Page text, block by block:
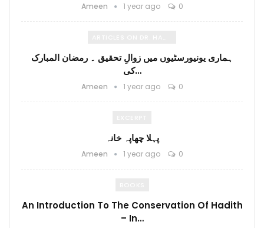
Ameen 1 year ago 0
ہماری یونیورسٹیوں میں زوالِ تحقیق ۔ رمضان المبارک
کی…
Ameen 1 year ago 0
پہلا چھاپہ خانہ
Ameen 1 year ago 0
An Introduction To The Conservation Of Hadith
– In…